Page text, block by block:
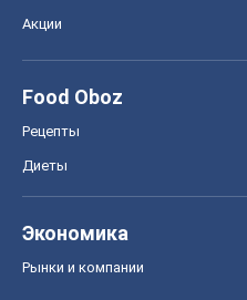
Акции
Food Oboz
Рецепты
Диеты
Экономика
Рынки и компании